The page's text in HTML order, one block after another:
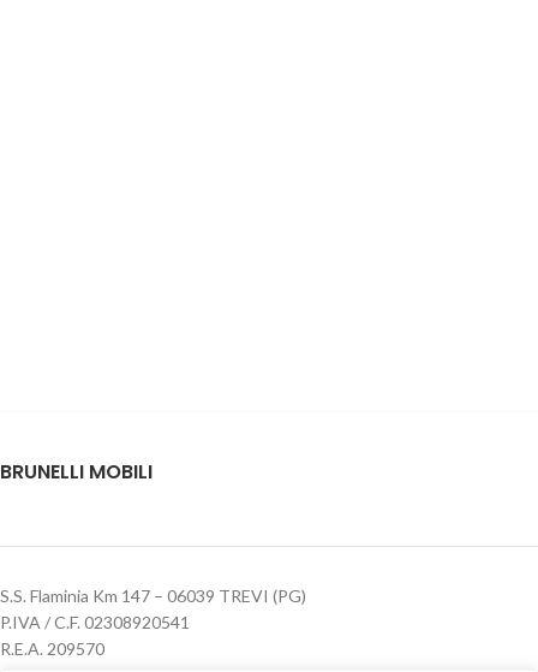
BRUNELLI MOBILI
S.S. Flaminia Km 147 – 06039 TREVI (PG)
P.IVA / C.F. 02308920541
R.E.A. 209570